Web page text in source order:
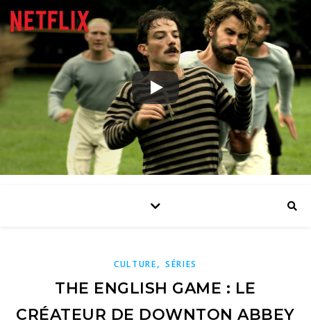
Culture – Tricot – DIY
CULTURE, SÉRIES
THE ENGLISH GAME : LE
CRÉATEUR DE DOWNTON ABBEY